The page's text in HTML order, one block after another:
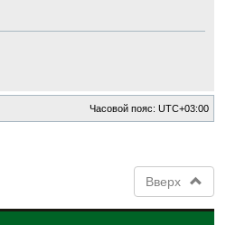
Часовой пояс:UTC+03:00
Вверх